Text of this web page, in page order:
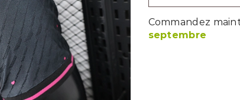
Commandez
septembre